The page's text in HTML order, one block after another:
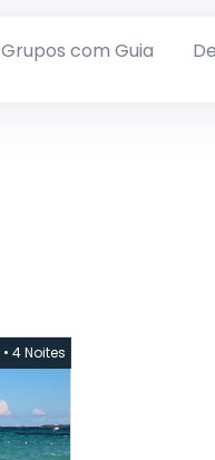
Grupos com Guia
• 4 Noites